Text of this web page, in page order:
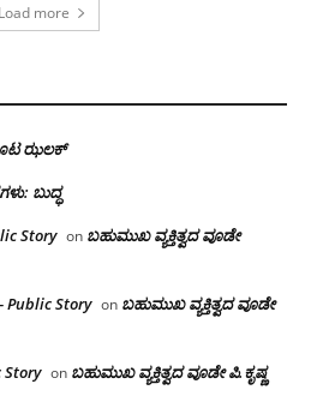
Load more
ಝಲಕ್
ಬುದ್ಧ
Story on ಬಹುಮುಖ ವ್ಯಕ್ತಿತ್ವದ ವೂಡೇ
Public Story on ಬಹುಮುಖ ವ್ಯಕ್ತಿತ್ವದ ವೂಡೇ
on ಬಹುಮುಖ ವ್ಯಕ್ತಿತ್ವದ ವೂಡೇ ಪಿ.ಕೃಷ್ಣ